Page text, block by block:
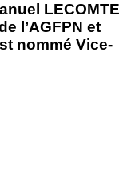
LECOMTE
l’AGFPN et
nommé Vice-